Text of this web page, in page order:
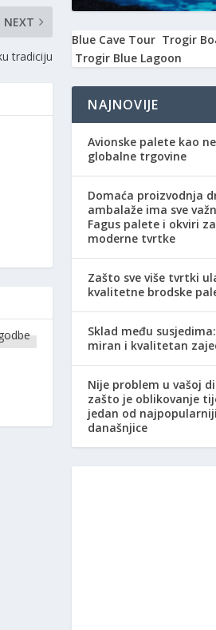
NEXT
tradiciju
Blue Cave Tour Trogir
Trogir Blue Lagoon
NAJNOVIJE
Avionske palete kao
globalne trgovine
Domaća proizvodnja
ambalaže ima sve
Fagus palete i okviri
moderne tvrtke
Zašto sve više tvrtki
kvalitetne brodske
Sklad među
miran i kvalitetan
Nije problem u vašoj
zašto je oblikovanje
jedan od
današnjice